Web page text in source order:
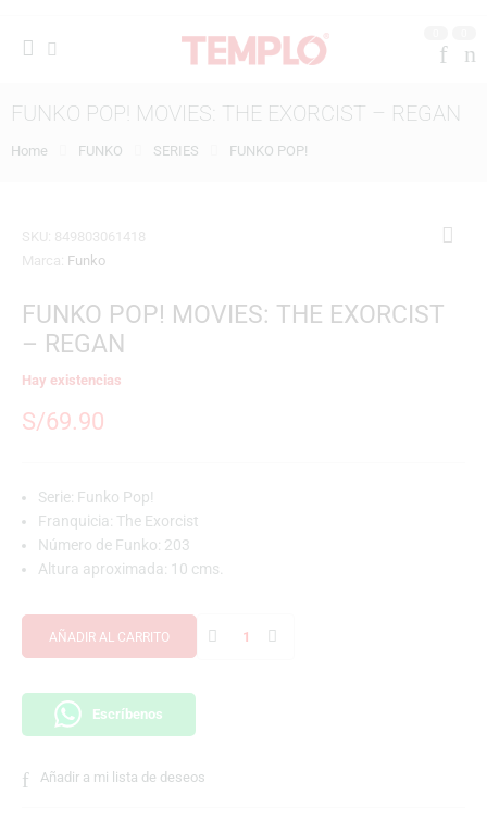
FUNKO POP! MOVIES: THE EXORCIST – REGAN
Home FUNKO SERIES FUNKO POP!
SKU: 849803061418
Marca: Funko
FUNKO POP! MOVIES: THE EXORCIST
– REGAN
Hay existencias
S/69.90
Serie: Funko Pop!
Franquicia: The Exorcist
Número de Funko: 203
Altura aproximada: 10 cms.
AÑADIR AL CARRITO
Escríbenos
Añadir a mi lista de deseos